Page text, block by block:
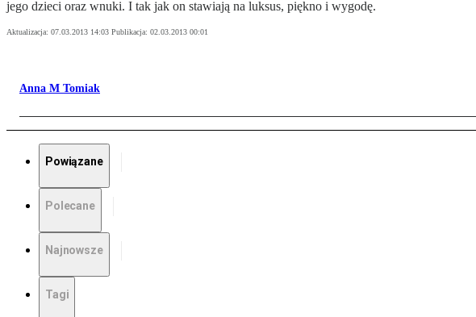
jego dzieci oraz wnuki. I tak jak on stawiają na luksus, piękno i wygodę.
Aktualizacja: 07.03.2013 14:03 Publikacja: 02.03.2013 00:01
Anna M Tomiak
Powiązane
Polecane
Najnowsze
Tagi